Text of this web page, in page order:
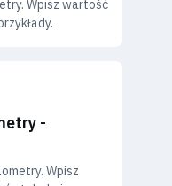
Wpisz wartość
-
Wpisz